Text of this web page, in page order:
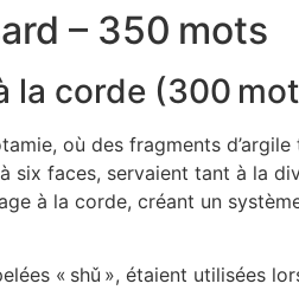
– 350 mots
la corde (300
où des fragments
six faces, servaient tant à la
à la corde, créant un
« shǔ », étaient utilisées